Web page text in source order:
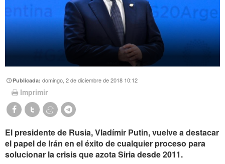
Publicada:domingo, 2 de diciembre de 2018 10:12
Imprimir
El presidente de Rusia, Vladímir Putin, vuelve a destacar
el papel de Irán en el éxito de cualquier proceso para
solucionar la crisis que azota Siria desde 2011.